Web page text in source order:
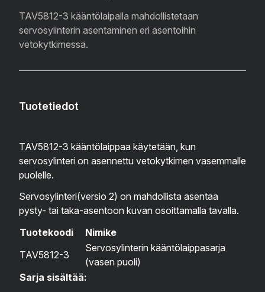
TAV5812-3 kääntölaipalla mahdollistetaan
servosylinterin asentaminen eri asentoihin
vetokytkimessä.
Tuotetiedot
TAV5812-3 kääntölaippaa käytetään, kun
servosylinteri on asennettu vetokytkimen vasemmalle
puolelle.
Servosylinteri(versio 2) on mahdollista asentaa
pysty- tai taka-asentoon kuvan osoittamalla tavalla.
Tuotekoodi
Nimike
TAV5812-3
Servosylinterin kääntölaippasarja
(vasen puoli)
Sarja sisältää: